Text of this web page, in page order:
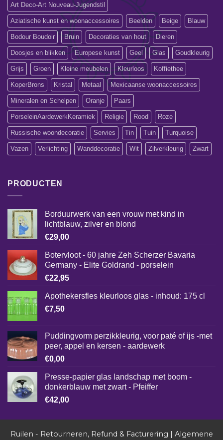
Art Deco-Art Nouveau-Jugendstil
Aziatische kunst en woonaccessoires Beelden Beige Blauw
Bodour Boudoir Bruin Decoraties van hout Dieren
Doosjes en blikken Europese kunst Geel Glas Goudkleurig
Grijs Groen Kleine meubelen Kleurloos Koffiethee
KoperBrons Kristal Metaal Mexicaanse woonaccessoires
Mineralen en Schelpen Oranje Paars
PorseleinAardewerkKeramiek Religie Rood Roze
Russische woondecoratie Servies Tin Tuin Turquoise
Vazen Verlichting Wanddecoratie Wit Zilverkleurig Zwart
PRODUCTEN
Borduurwerk van een vrouw met kind in
lichtblauw, zilver en blond
€29,00
Botervloot - 60 jahre Zeh Scherzer Bavaria
Germany - Elite Goldrand - porselein
€22,95
Apothekersfles kleurloos glas - inhoud: 175 cl
€7,50
Puddingvorm perzikkleurig, voor paté of ijs -met
peer, appel en kersen - aardewerk
€0,00
Presse-papier glas landschap met boom -
donkerblauw met zwart - Pfeiffer
€42,00
Ruilen - Retourneren, Refund & Facturering | Algemene